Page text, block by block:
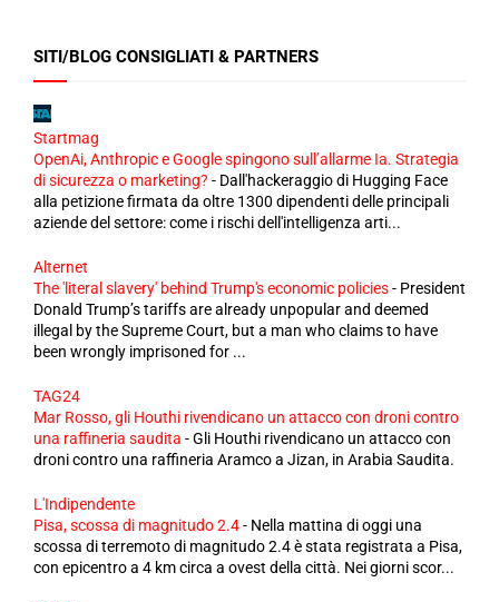
SITI/BLOG CONSIGLIATI & PARTNERS
Startmag
OpenAi, Anthropic e Google spingono sull’allarme Ia. Strategia
di sicurezza o marketing? - Dall'hackeraggio di Hugging Face
alla petizione firmata da oltre 1300 dipendenti delle principali
aziende del settore: come i rischi dell'intelligenza arti...
Alternet
The 'literal slavery' behind Trump's economic policies- President
Donald Trump’s tariffs are already unpopular and deemed
illegal by the Supreme Court, but a man who claims to have
been wrongly imprisoned for ...
TAG24
Mar Rosso, gli Houthi rivendicano un attacco con droni contro
una raffineria saudita -Gli Houthi rivendicano un attacco con
droni contro una raffineria Aramco a Jizan, in Arabia Saudita.
L'Indipendente
Pisa, scossa di magnitudo 2.4- Nella mattina di oggi una
scossa di terremoto di magnitudo 2.4 è stata registrata a Pisa,
con epicentro a 4 km circa a ovest della città. Nei giorni scor...